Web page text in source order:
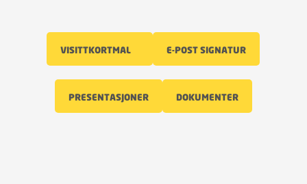
VISITTKORTMAL E-POST SIGNATUR
PRESENTASJONER DOKUMENTER